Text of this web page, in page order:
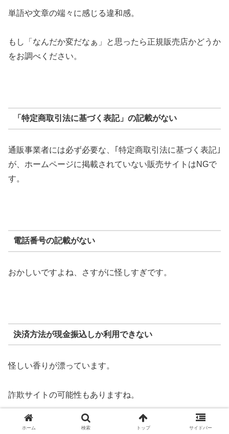
単語や文章の端々に感じる違和感。
もし「なんだか変だなぁ」と思ったら正規販売店かどうか
をお調べください。
「特定商取引法に基づく表記」の記載がない
通販事業者には必ず必要な、｢特定商取引法に基づく表記｣
が、ホームページに掲載されていない販売サイトはNGで
す。
電話番号の記載がない
おかしいですよね、さすがに怪しすぎです。
決済方法が現金振込しか利用できない
怪しい香りが漂っています。
詐欺サイトの可能性もありますね。
ホーム 検索 トップ サイドバー